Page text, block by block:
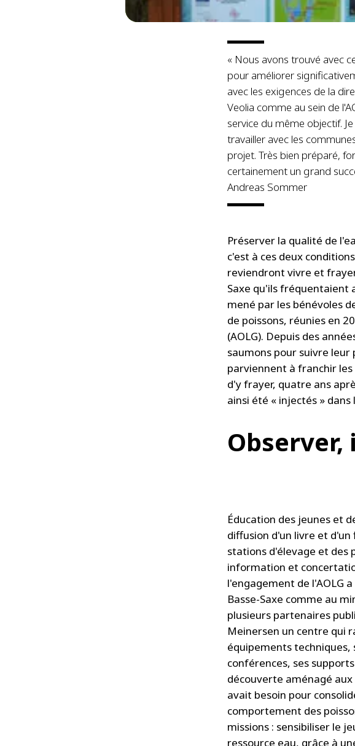
« Nous avons trouvé avec
pour améliorer
avec les exigences de la
Veolia comme au sein de
service du même objectif.
travailler avec les
projet. Très bien préparé,
certainement un grand
Andreas Sommer
Préserver la qualité de
c'est à ces deux
reviendront vivre et
Saxe qu'ils fréquentaient
mené par les bénévoles
de poissons, réunies en
(AOLG). Depuis des
saumons pour suivre
parviennent à franchir
d'y frayer, quatre ans
ainsi été « injectés » dans
Éducation des jeunes et
diffusion d'un livre et
stations d'élevage et des
information et
l'engagement de l'AOLG
Basse-Saxe comme au
plusieurs partenaires
Meinersen un centre qui
équipements techniques,
conférences, ses
découverte aménagé
avait besoin pour
comportement des
missions : sensibiliser le
ressource eau, grâce à